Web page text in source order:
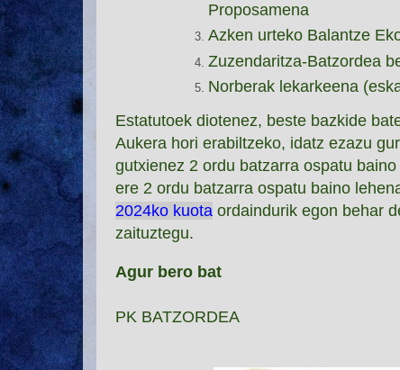
Proposamena
Azken urteko Balantze
Zuzendaritza-Batzordea
Norberak lekarkeena
Estatutoek diotenez, beste bazkide
Aukera hori erabiltzeko, idatz ezazu
gutxienez 2 ordu batzarra ospatu
ere 2 ordu batzarra ospatu baino
2024ko kuota ordaindurik egon behar
zaituztegu.
Agur bero bat
PK BATZORDEA